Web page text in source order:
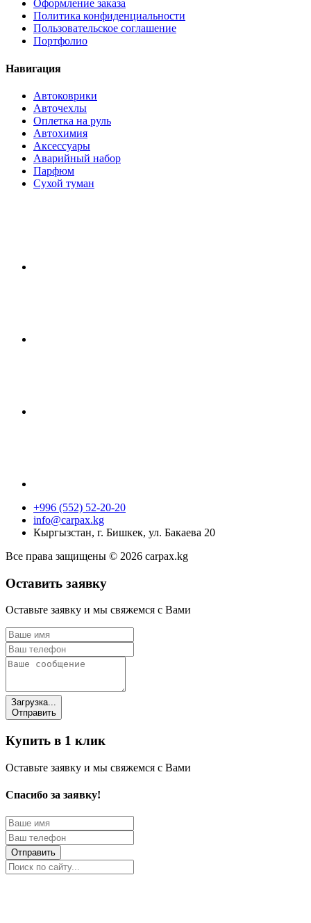
Оформление заказа
Политика конфиденциальности
Пользовательское соглашение
Портфолио
Навигация
Автоковрики
Авточехлы
Оплетка на руль
Автохимия
Аксессуары
Аварийный набор
Парфюм
Сухой туман
+996 (552) 52-20-20
info@carpax.kg
Кыргызстан, г. Бишкек, ул. Бакаева 20
Все права защищены © 2026 carpax.kg
Оставить заявку
Оставьте заявку и мы свяжемся с Вами
Загрузка...
Отправить
Купить в 1 клик
Оставьте заявку и мы свяжемся с Вами
Спасибо за заявку!
Отправить